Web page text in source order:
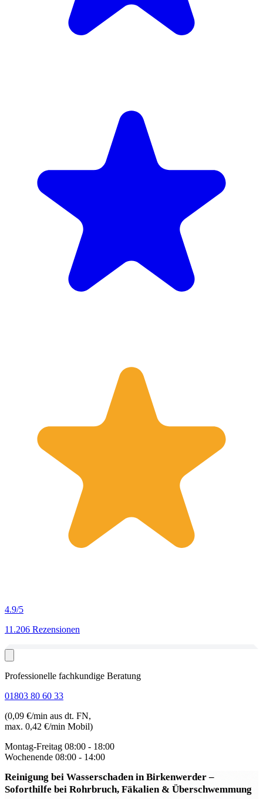
4.9/5
11.206 Rezensionen
Professionelle fachkundige Beratung
01803 80 60 33
(0,09 €/min aus dt. FN,
max. 0,42 €/min Mobil)
Montag-Freitag 08:00 - 18:00
Wochenende 08:00 - 14:00
Reinigung bei Wasserschaden in Birkenwerder–
Soforthilfe bei Rohrbruch, Fäkalien & Überschwemmung